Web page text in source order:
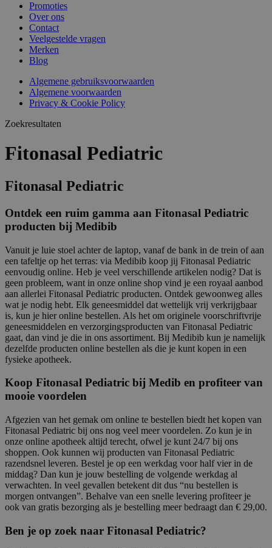
Promoties
Over ons
Contact
Veelgestelde vragen
Merken
Blog
Algemene gebruiksvoorwaarden
Algemene voorwaarden
Privacy & Cookie Policy
Zoekresultaten
Fitonasal Pediatric
Fitonasal Pediatric
Ontdek een ruim gamma aan Fitonasal Pediatric
producten bij Medibib
Vanuit je luie stoel achter de laptop, vanaf de bank in de trein of aan
een tafeltje op het terras: via Medibib koop jij Fitonasal Pediatric
eenvoudig online. Heb je veel verschillende artikelen nodig? Dat is
geen probleem, want in onze online shop vind je een royaal aanbod
aan allerlei Fitonasal Pediatric producten. Ontdek gewoonweg alles
wat je nodig hebt. Elk geneesmiddel dat wettelijk vrij verkrijgbaar
is, kun je hier online bestellen. Als het om originele voorschriftvrije
geneesmiddelen en verzorgingsproducten van Fitonasal Pediatric
gaat, dan vind je die in ons assortiment. Bij Medibib kun je namelijk
dezelfde producten online bestellen als die je kunt kopen in een
fysieke apotheek.
Koop Fitonasal Pediatric bij Medib en profiteer van
mooie voordelen
Afgezien van het gemak om online te bestellen biedt het kopen van
Fitonasal Pediatric bij ons nog veel meer voordelen. Zo kun je in
onze online apotheek altijd terecht, ofwel je kunt 24/7 bij ons
shoppen. Ook kunnen wij producten van Fitonasal Pediatric
razendsnel leveren. Bestel je op een werkdag voor half vier in de
middag? Dan kun je jouw bestelling de volgende werkdag al
verwachten. In veel gevallen betekent dit dus “nu bestellen is
morgen ontvangen”. Behalve van een snelle levering profiteer je
ook van gratis bezorging als je bestelling meer bedraagt dan € 29,00.
Ben je op zoek naar Fitonasal Pediatric?